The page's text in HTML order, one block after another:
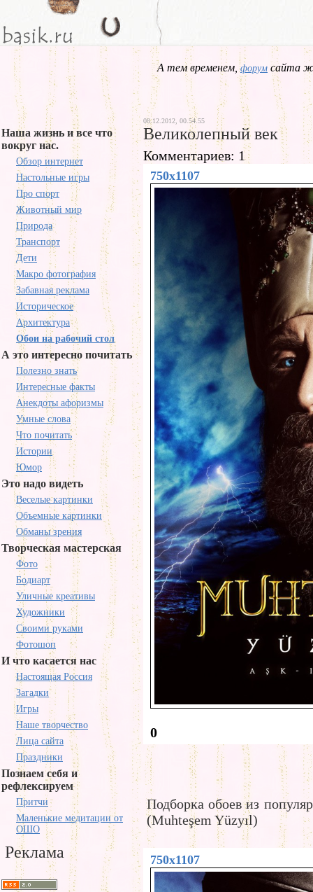
А тем временем,форум сайта
Наша жизнь и все что
вокруг нас.
Обзор интернет
Настольные игры
Про спорт
Животный мир
Природа
Транспорт
Дети
Макро фотография
Забавная реклама
Историческое
Архитектура
Обои на рабочий стол
А это интересно почитать
Полезно знать
Интересные факты
Анекдоты афоризмы
Умные слова
Что почитать
Истории
Юмор
Это надо видеть
Веселые картинки
Объемные картинки
Обманы зрения
Творческая мастерская
Фото
Бодиарт
Уличные креативы
Художники
Своими руками
Фотошоп
И что касается нас
Настоящая Россия
Загадки
Игры
Наше творчество
Лица сайта
Праздники
Познаем себя и
рефлексируем
Притчи
Маленькие медитации от
ОШО
Реклама
08.12.2012, 00.54.55
Великолепный век
Комментариев: 1
750x1107
0
Подборка обоев из
(Muhteşem Yüzyıl)
750x1107